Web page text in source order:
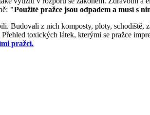
"Použité pražce jsou odpadem a musí s
Budovali z nich komposty, ploty,
toxických látek, kterými se pražce
pražci.